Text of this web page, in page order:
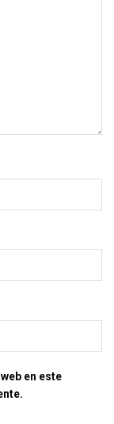
en este